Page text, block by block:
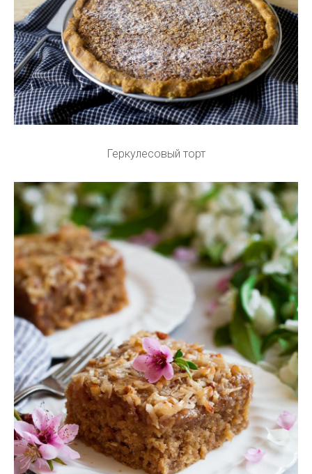
Геркулесовый торт